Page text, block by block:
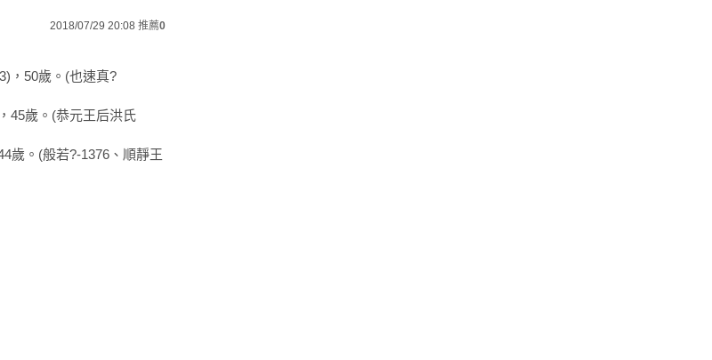
2018/07/29 20:08 推薦0
，50歲。(也速真?
45歲。(恭元王后洪氏
歲。(般若?-1376、順靜王